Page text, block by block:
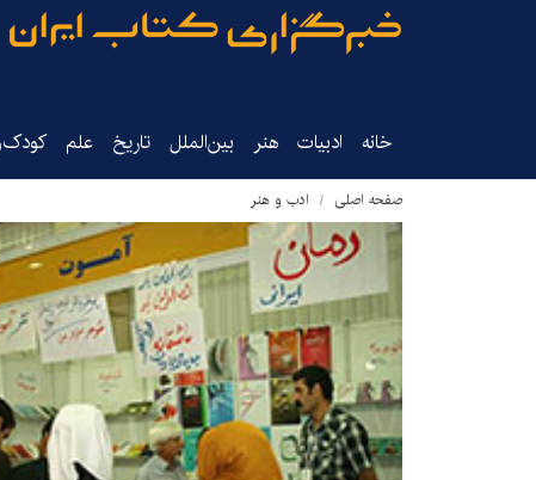
خانه ادبیات هنر بین‌الملل تاریخ‌ علم
صفحه اصلی ادب و هنر